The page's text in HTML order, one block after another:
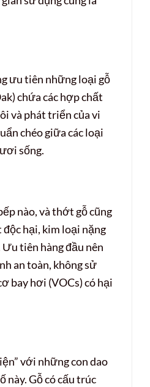
ưu tiên những loại gỗ
chứa các hợp chất
và phát triển của vi
chéo giữa các loại
sống.
nào, và thớt gỗ cũng
độc hại, kim loại nặng
tiên hàng đầu nên
an toàn, không sử
bay hơi (VOCs) có hại
với những con dao
này. Gỗ có cấu trúc